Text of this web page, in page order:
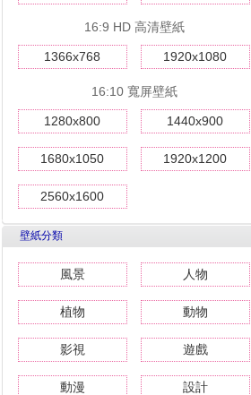
16:9 HD 高清壁紙
1366x768 1920x1080
16:10 寬屏壁紙
1280x800 1440x900
1680x1050 1920x1200
2560x1600
壁紙分類
風景 人物
植物 動物
影視 遊戲
動漫 設計